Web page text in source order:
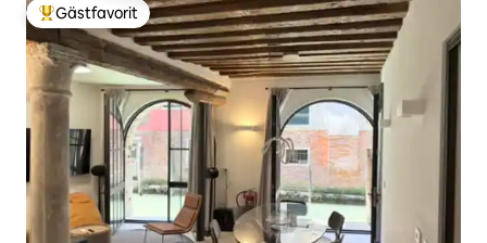
Populär gästfavorit
Gästfavorit